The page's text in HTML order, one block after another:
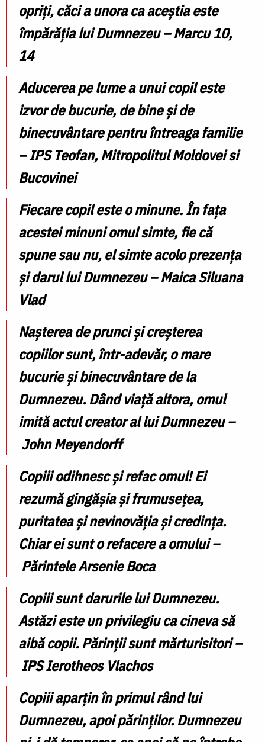
opriţi, căci a unora ca aceştia este
împărăţia lui Dumnezeu – Marcu 10,
14
Aducerea pe lume a unui copil este
izvor de bucurie, de bine şi de
binecuvântarepentru întreaga familie
– IPS Teofan, Mitropolitul Moldovei si
Bucovinei
Fiecare copil esteo minune. În fața
acestei minuni omul simte, fie că
spune sau nu, el simte acolo prezența
și darul lui Dumnezeu – Maica Siluana
Vlad
Naşterea de prunci şi creşterea
copiilor sunt, într-adevăr,o mare
bucurie şi binecuvântarede la
Dumnezeu. Dând viaţă altora, omul
imită actul creator al lui Dumnezeu –
John Meyendorff
Copiii odihnesc şi refac omul! Ei
rezumă gingăşia şi frumusețea,
puritatea şi nevinovăţia şi credinţa.
Chiar ei sunt o refacere a omului –
Părintele Arsenie Boca
Copiii sunt darurile lui Dumnezeu.
Astăzi este un privilegiu ca cineva să
aibă copii. Părinţii sunt mărturisitori –
IPS Ierotheos Vlachos
Copiii aparțin în primul rând lui
Dumnezeu, apoi părinților. Dumnezeu